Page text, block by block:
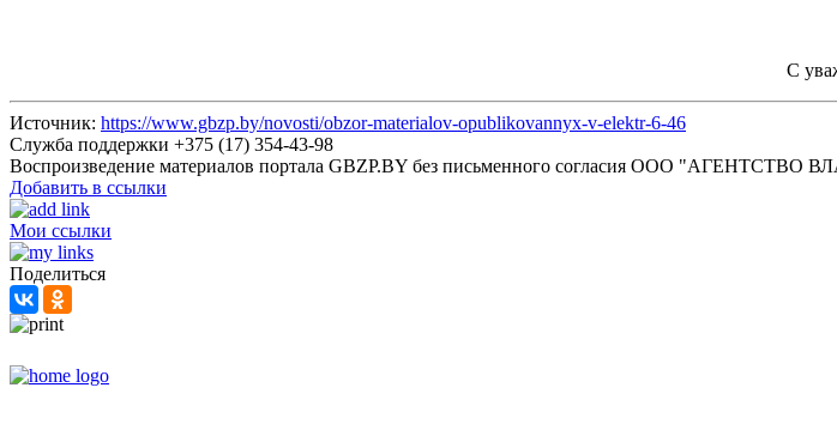
С
Источник: https://www.gbzp.by/novosti/obzor-materialov-opublikovannyx-v-elektr-6-46
Служба поддержки +375 (17) 354-43-98
Воспроизведение материалов портала GBZP.BY без письменного согласия OOO
Добавить в ссылки
Мои ссылки
Поделиться